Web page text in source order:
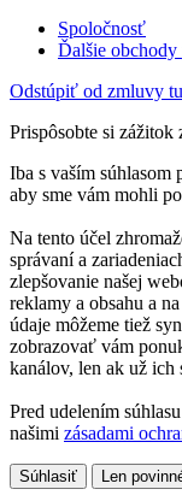
Spoločnosť
Ďalšie obchody
Odstúpiť od zmluvy tu
Prispôsobte si zážitok
Iba s vaším súhlasom
aby sme vám mohli
Na tento účel
správaní a
zlepšovanie našej
reklamy a obsahu a
údaje môžeme tiež
zobrazovať vám
kanálov, len ak už ich
Pred udelením
našimi zásadami
Súhlasiť Len